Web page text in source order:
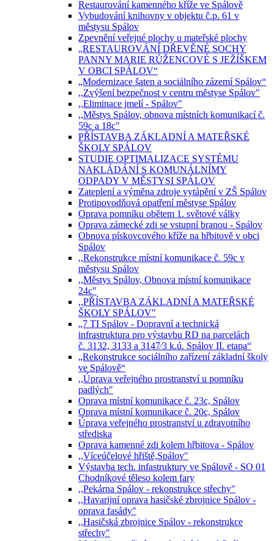
Restaurování kamenného kříže ve Spálově
Vybudování knihovny v objektu č.p. 61 v
městysu Spálov
Zpevnění veřejné plochy u mateřské plochy
„RESTAUROVÁNÍ DŘEVĚNÉ SOCHY
PANNY MARIE RŮŽENCOVÉ S JEŽÍŠKEM
V OBCI SPÁLOV“
„Modernizace šaten a sociálního zázemí Spálov“
,,Zvýšení bezpečnost v centru městyse Spálov"
,,Eliminace jmelí - Spálov"
,,Městys Spálov, obnova místních komunikací č.
59c a 18c"
PŘÍSTAVBA ZÁKLADNÍ A MATEŘSKÉ
ŠKOLY SPÁLOV
STUDIE OPTIMALIZACE SYSTÉMU
NAKLÁDÁNÍ S KOMUNÁLNÍMY
ODPADY V MĚSTYSI SPÁLOV
Zateplení a výměna zdroje vytápění v ZŠ Spálov
Protipovodňová opatření městyse Spálov
Oprava pomníku obětem 1. světové války
Oprava zámecké zdi se vstupní branou - Spálov
Obnova pískovcového kříže na hřbitově v obci
Spálov
,,Rekonstrukce místní komunikace č. 59c v
městysu Spálov
,,Městys Spálov, Obnova místní komunikace
24c"
,,PŘÍSTAVBA ZÁKLADNÍ A MATEŘSKÉ
ŠKOLY SPÁLOV"
„7 TI Spálov - Dopravní a technická
infrastruktura pro výstavbu RD na parcelách
č. 3132, 3133 a 3147⁄3 k.ú. Spálov II. etapa“
„Rekonstrukce sociálního zařízení základní školy
ve Spálově“
,,Úprava veřejného prostranství u pomníku
padlých"
Oprava místní komunikace č. 23c, Spálov
Oprava místní komunikace č. 20c, Spálov
Úprava veřejného prostranství u zdravotního
střediska
Oprava kamenné zdi kolem hřbitova - Spálov
,,Víceúčelové hřiště,Spálov"
Výstavba tech. infastruktury ve Spálově - SO 01
Chodníkové těleso kolem fary
,,Pekárna Spálov - rekonstrukce střechy"
,,Havarijní oprava hasičské zbrojnice Spálov -
oprava fasády"
,,Hasičská zbrojnice Spálov - rekonstrukce
střechy"